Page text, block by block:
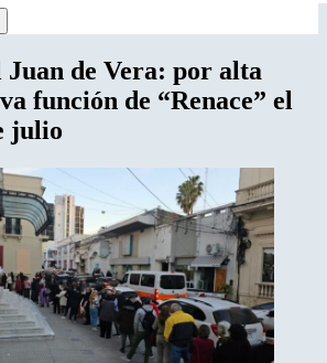
de Vera: por alta
función de “Renace” el
julio